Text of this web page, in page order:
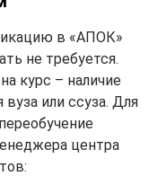
в «АПОК»
не требуется.
курс – наличие
или ссуза. Для
центра